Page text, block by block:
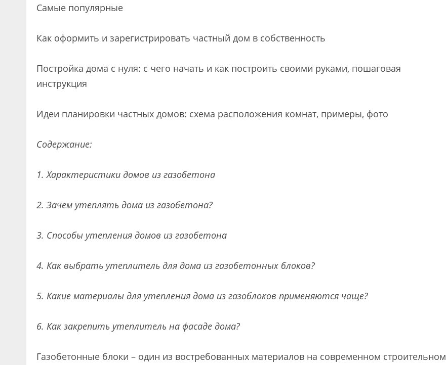
Самые популярные
Как оформить и зарегистрировать частный дом в собственность
Постройка дома с нуля: с чего начать и как построить своими руками, пошаговая
инструкция
Идеи планировки частных домов: схема расположения комнат, примеры, фото
Содержание:
1. Характеристики домов из газобетона
2. Зачем утеплять дома из газобетона?
3. Способы утепления домов из газобетона
4. Как выбрать утеплитель для дома из газобетонных блоков?
5. Какие материалы для утепления дома из газоблоков применяются чаще?
6. Как закрепить утеплитель на фасаде дома?
Газобетонные блоки – один из востребованных материалов на современном строительном